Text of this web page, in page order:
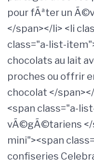
pour fÃªter un
</span></li> <li
class="a-list-
chocolats au lait
proches ou offrir
chocolat </
<span class="a-
vÃ©gÃ©tariens </
mini"><span
confiseries